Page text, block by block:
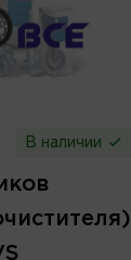
В наличии